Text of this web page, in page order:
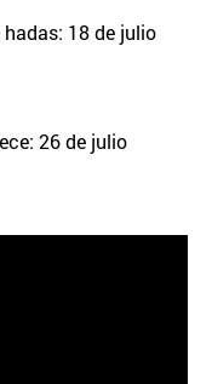
18 de julio
26 de julio